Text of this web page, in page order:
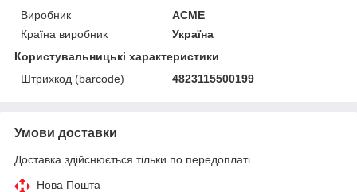
Виробник
ACME
Країна виробник
Україна
Користувальницькі характеристики
Штрихкод (barcode)
4823115500199
Умови доставки
Доставка здійснюється тільки по передоплаті.
Нова Пошта